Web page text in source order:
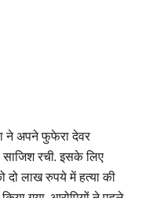
ने अपने फुफेरा देवर
रची. इसके लिए
दो लाख रुपये में हत्या की